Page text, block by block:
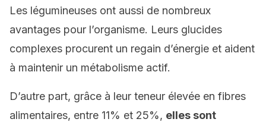
Les légumineuses ont aussi de nombreux
avantages pour l’organisme. Leurs glucides
complexes procurent un regain d’énergie et aident
à maintenir un métabolisme actif.
D’autre part, grâce à leur teneur élevée en fibres
alimentaires, entre 11% et 25%, elles sont